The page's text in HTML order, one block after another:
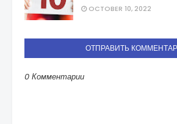
OCTOBER 10, 2022
ОТПРАВИТЬ
0 Комментарии